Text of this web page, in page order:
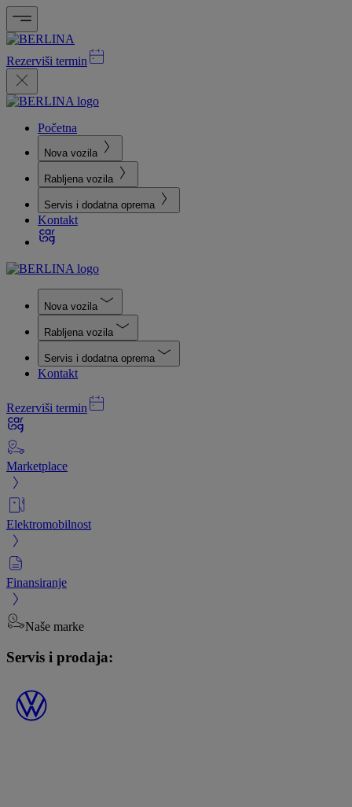
Rezerviši termin
Početna
Nova vozila
Rabljena vozila
Servis i dodatna oprema
Kontakt
Nova vozila
Rabljena vozila
Servis i dodatna oprema
Kontakt
Rezerviši termin
Marketplace
Elektromobilnost
Finansiranje
Naše marke
Servis i prodaja: